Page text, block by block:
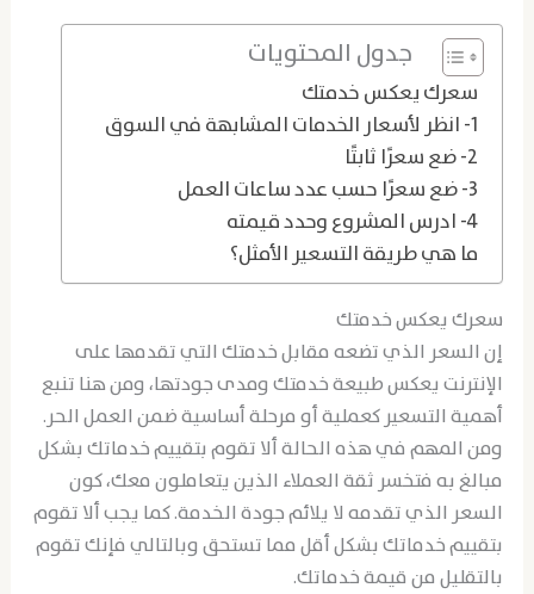
جدول المحتويات
سعرك يعكس خدمتك
1- انظر لأسعار الخدمات المشابهة في السوق
2- ضع سعرًا ثابتًا
3- ضع سعرًا حسب عدد ساعات العمل
4- ادرس المشروع وحدد قيمته
ما هي طريقة التسعير الأمثل؟
سعرك يعكس خدمتك
إن السعر الذي تضعه مقابل خدمتك التي تقدمها على
الإنترنت يعكس طبيعة خدمتك ومدى جودتها، ومن هنا تنبع
أهمية التسعير كعملية أو مرحلة أساسية ضمن العمل الحر.
ومن المهم في هذه الحالة ألا تقوم بتقييم خدماتك بشكل
مبالغ به فتخسر ثقة العملاء الذين يتعاملون معك، كون
السعر الذي تقدمه لا يلائم جودة الخدمة. كما يجب ألا تقوم
بتقييم خدماتك بشكل أقل مما تستحق وبالتالي فإنك تقوم
بالتقليل من قيمة خدماتك.